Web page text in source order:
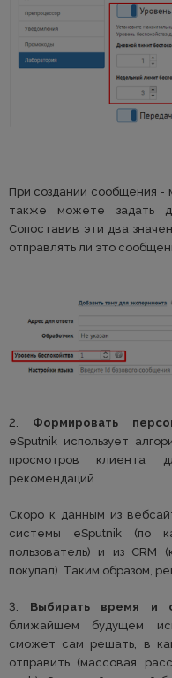
При создании сообщения -
также можете задать
Сопоставив эти два
отправлять ли это
2. Формировать
eSputnik использует
просмотров клиента
рекомендаций.
Скоро к данным из
системы eSputnik (по
пользователь) и из
покупал). Таким образом,
3. Выбирать время и
ближайшем будущем
сможет сам решать, в
отправить (массовая